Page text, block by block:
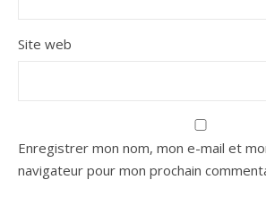
Site web
Enregistrer mon nom, mon e-mail et
navigateur pour mon prochain